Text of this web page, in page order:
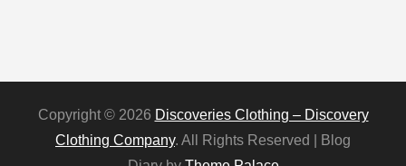
Copyright © 2026 Discoveries Clothing – Discovery
Clothing Company. All Rights Reserved | Blog